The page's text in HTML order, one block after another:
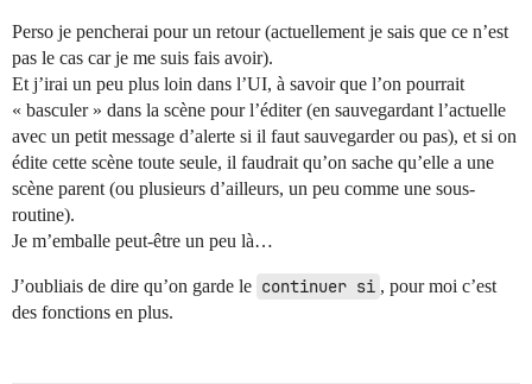
Perso je pencherai pour un retour (actuellement je sais que ce n’est
pas le cas car je me suis fais avoir).
Et j’irai un peu plus loin dans l’UI, à savoir que l’on pourrait
« basculer » dans la scène pour l’éditer (en sauvegardant l’actuelle
avec un petit message d’alerte si il faut sauvegarder ou pas), et si on
édite cette scène toute seule, il faudrait qu’on sache qu’elle a une
scène parent (ou plusieurs d’ailleurs, un peu comme une sous-
routine).
Je m’emballe peut-être un peu là…
J’oubliais de dire qu’on garde le continuer si , pour moi c’est
des fonctions en plus.